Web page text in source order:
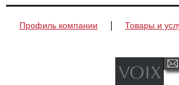
Профиль компании Товары и